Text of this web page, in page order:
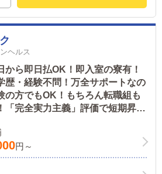
ヘルス
から即日払OK！即入室の寮有！
歴・経験不問！万全サポートなの
の方でもOK！もちろん転職組も
「完全実力主義」評価で短期昇格
円～